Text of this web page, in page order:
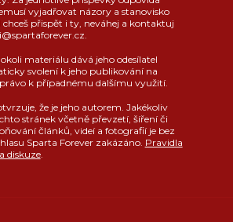
vyjadřovat názory a stanovisko
chceš přispět i ty, neváhej a kontaktuj
materiálu dává jeho odesílatel
svolení k jeho publikování na
k případnému dalšímu využití.
že je jeho autorem. Jakékoliv
stránek včetně převzetí, šíření či
článků, videí a fotografií je bez
Sparta Forever zakázáno. Pravidla
diskuze.